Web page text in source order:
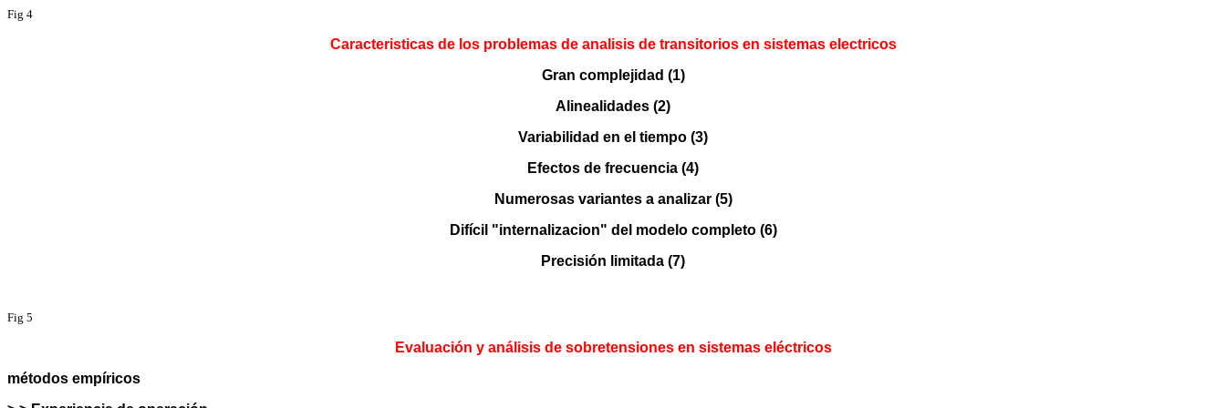
Fig 4
Caracteristicas de los problemas de analisis de transitorios en sistemas electricos
Gran complejidad (1)
Alinealidades (2)
Variabilidad en el tiempo (3)
Efectos de frecuencia (4)
Numerosas variantes a analizar (5)
Difícil "internalizacion" del modelo completo (6)
Precisión limitada (7)
Fig 5
Evaluación y análisis de sobretensiones en sistemas eléctricos
métodos empíricos